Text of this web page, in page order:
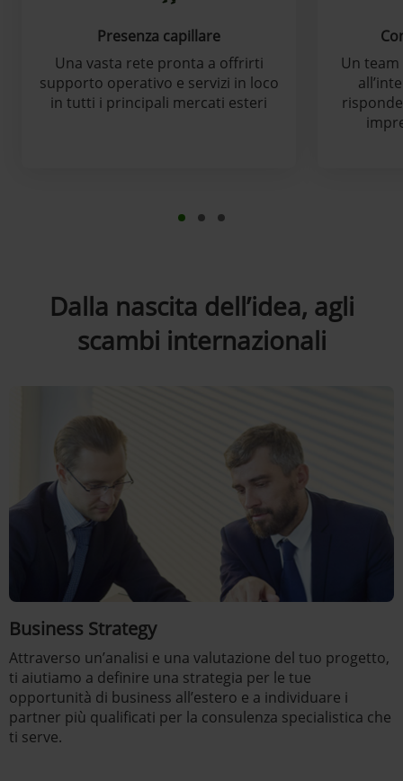
Presenza capillare
Una vasta rete pronta a offrirti
supporto operativo e servizi in loco
in tutti i principali mercati esteri
Un
Dalla nascita dell’idea, agli
scambi internazionali
Business Strategy
Attraverso un’analisi e una valutazione del tuo progetto,
ti aiutiamo a definire una strategia per le tue
opportunità di business all’estero e a individuare i
partner più qualificati per la consulenza specialistica che
ti serve.